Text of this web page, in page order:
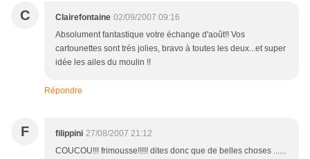
C Clairefontaine 02/09/2007 09:16
Absolument fantastique votre échange d'août!! Vos
cartounettes sont très jolies, bravo à toutes les deux...et super
idée les ailes du moulin !!
Répondre
F filippini 27/08/2007 21:12
COUCOU!!! frimousse!!!!! dites donc que de belles choses ......